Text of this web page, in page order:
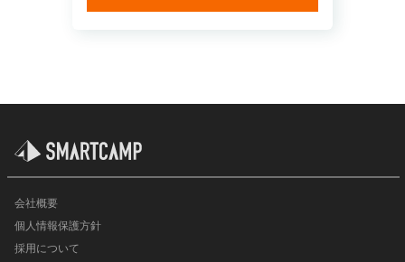
会社概要
個人情報保護方針
採用について